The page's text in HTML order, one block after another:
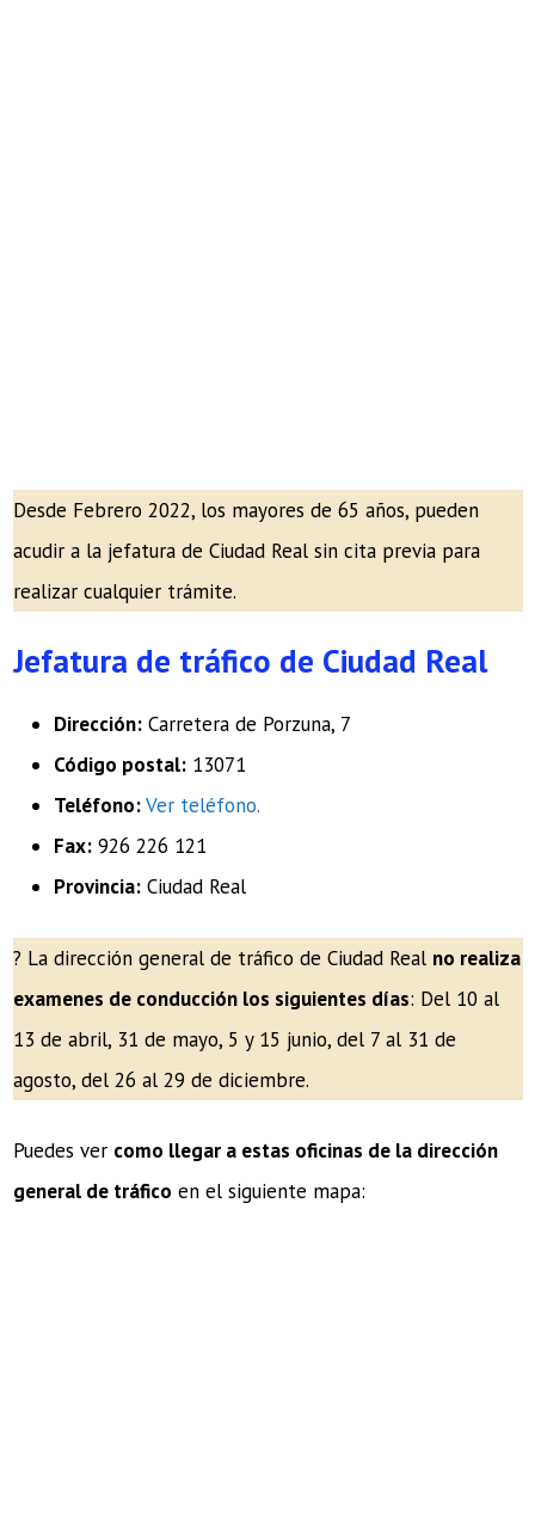
Desde Febrero 2022, los mayores de 65 años, pueden
acudir a la jefatura de Ciudad Real sin cita previa para
realizar cualquier trámite.
Jefatura de tráfico de Ciudad Real
Dirección: Carretera de Porzuna, 7
Código postal: 13071
Teléfono:Ver teléfono.
Fax: 926 226 121
Provincia: Ciudad Real
? La dirección general de tráfico de Ciudad Real no realiza
examenes de conducción los siguientes días: Del 10 al
13 de abril, 31 de mayo, 5 y 15 junio, del 7 al 31 de
agosto, del 26 al 29 de diciembre.
Puedes ver como llegar a estas oficinas de la dirección
general de tráfico en el siguiente mapa: